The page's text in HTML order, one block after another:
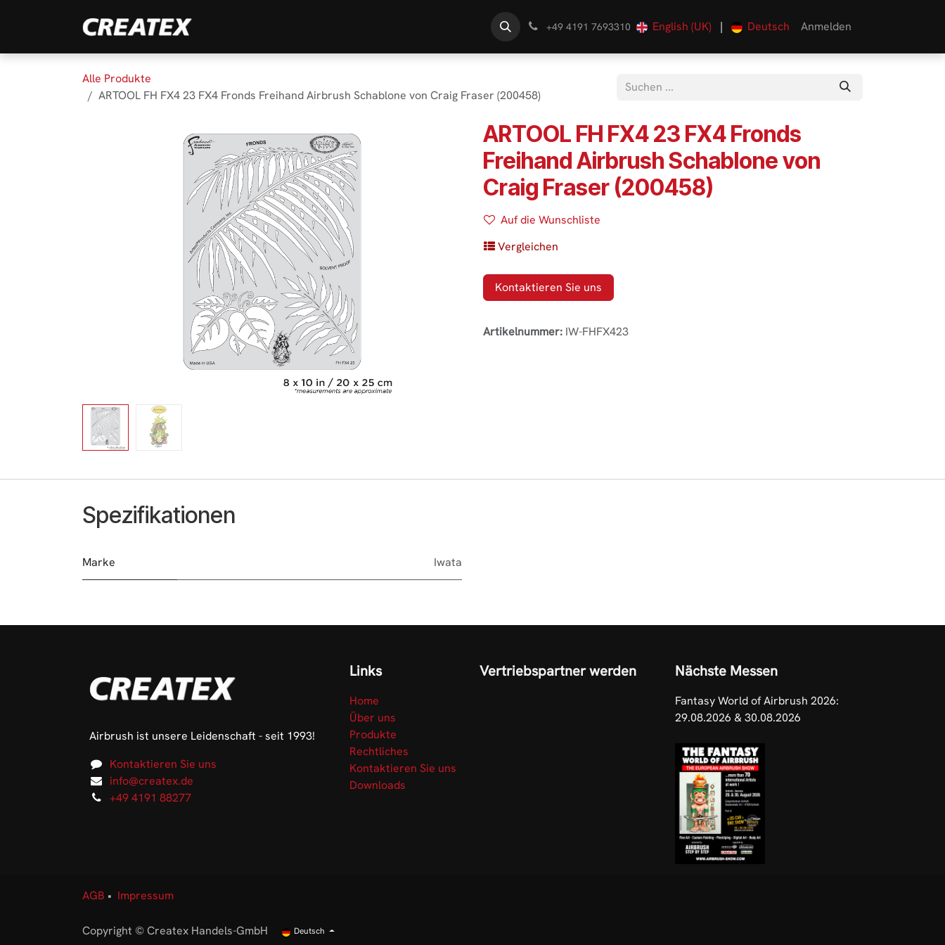
+49 4191 7693310 English (UK) | Deutsch Anmelden
Alle Produkte
ARTOOL FH FX4 23 FX4 Fronds Freihand Airbrush Schablone von Craig Fraser (200458)
ARTOOL FH FX4 23 FX4 Fronds
Freihand Airbrush Schablone von
Craig Fraser (200458)
Auf die Wunschliste
Vergleichen
Kontaktieren Sie uns
Artikelnummer: IW-FHFX423
Spezifikationen
Marke Iwata
Airbrush ist unsere Leidenschaft - seit 1993!
Kontaktieren Sie uns
info@createx.de
+49 4191 88277
Links
Home
Über uns
Produkte
Rechtliches
Kontaktieren Sie uns
Downloads
Vertriebspartner werden Nächste Messen
Fantasy World of Airbrush 2026:
29.08.2026 & 30.08.2026
AGB • Impressum
Copyright © Createx Handels-GmbH Deutsch